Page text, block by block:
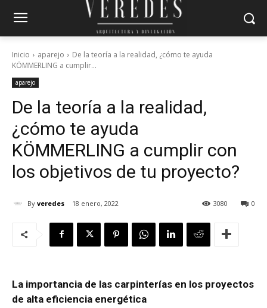
Inicio aparejo
De la teoría a la realidad, ¿cómo te ayuda
KÖMMERLING a cumplir...
aparejo
De la teoría a la realidad,
¿cómo te ayuda
KÖMMERLING a cumplir con
los objetivos de tu proyecto?
By veredes 18 enero, 2022 0
3080
La importancia de las carpinterías en los proyectos
de alta eficiencia energética